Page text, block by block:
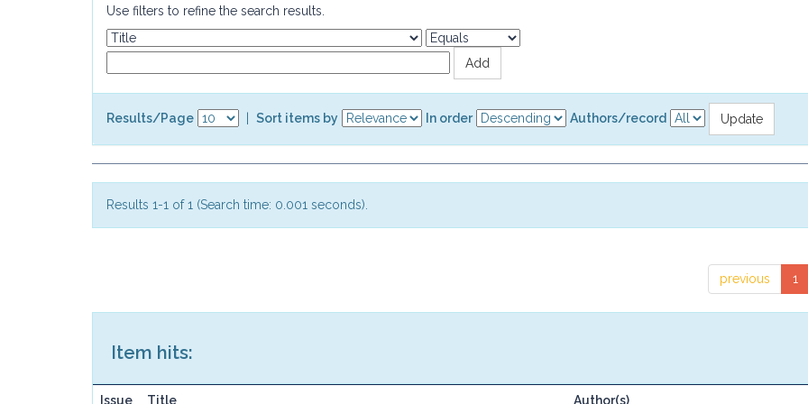
Use filters to refine the search results.
Results/Page Sort items by In order Authors/record
Results 1-1 of 1 (Search time: 0.001 seconds).
previous 1
Item hits:
Issue Title Author(s)